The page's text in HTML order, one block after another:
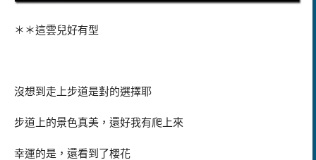
＊＊這雲兒好有型
沒想到走上步道是對的選擇耶
步道上的景色真美，還好我有爬上來
幸運的是，還看到了櫻花